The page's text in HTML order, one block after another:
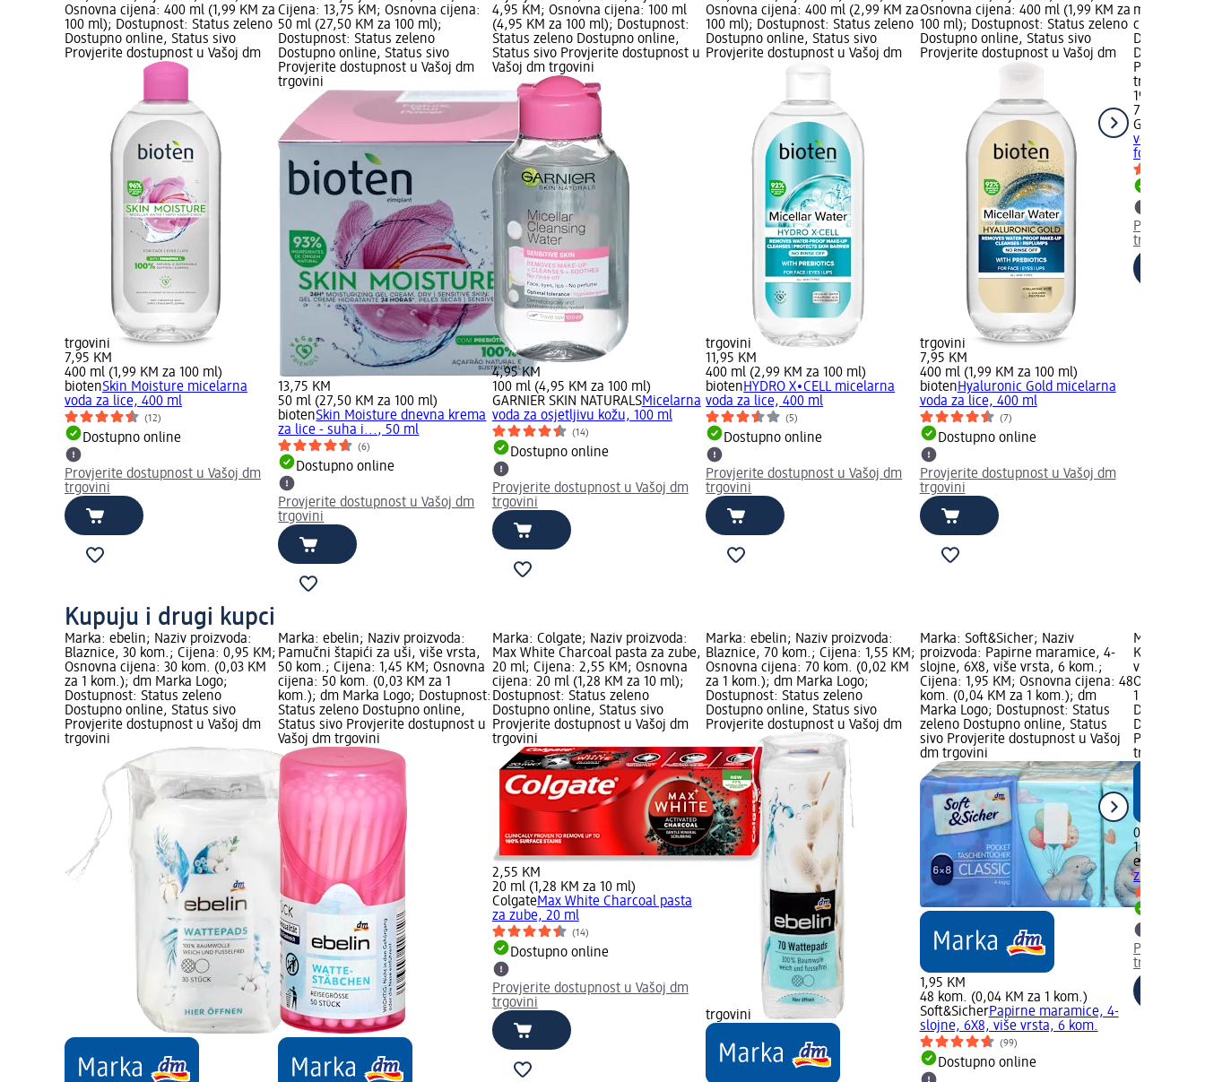
Osnovna cijena: 400 ml (1,99 KM za
100 ml); Dostupnost: Status zeleno
Dostupno online, Status sivo
Provjerite dostupnost u Vašoj dm
trgovini
7,95 KM
400 ml (1,99 KM za 100 ml)
biotenSkin Moisture micelarna
voda za lice, 400 ml
(12)
Dostupno online
Provjerite dostupnost u Vašoj dm
trgovini
Cijena: 13,75 KM; Osnovna cijena:
50 ml (27,50 KM za 100 ml);
Dostupnost: Status zeleno
Dostupno online, Status sivo
Provjerite dostupnost u Vašoj dm
trgovini
13,75 KM
50 ml (27,50 KM za 100 ml)
biotenSkin Moisture dnevna krema
za lice - suha i..., 50 ml
(6)
Dostupno online
Provjerite dostupnost u Vašoj dm
trgovini
4,95 KM; Osnovna cijena: 100 ml
(4,95 KM za 100 ml); Dostupnost:
Status zeleno Dostupno online,
Status sivo Provjerite dostupnost u
Vašoj dm trgovini
4,95 KM
100 ml (4,95 KM za 100 ml)
GARNIER SKIN NATURALSMicelarna
voda za osjetljivu kožu, 100 ml
(14)
Dostupno online
Provjerite dostupnost u Vašoj dm
trgovini
Osnovna cijena: 400 ml (2,99 KM za
100 ml); Dostupnost: Status zeleno
Dostupno online, Status sivo
Provjerite dostupnost u Vašoj dm
trgovini
11,95 KM
400 ml (2,99 KM za 100 ml)
biotenHYDRO X∙CELL micelarna
voda za lice, 400 ml
(5)
Dostupno online
Provjerite dostupnost u Vašoj dm
trgovini
Osnovna cijena: 400 ml (1,99 KM za
100 ml); Dostupnost: Status zeleno
Dostupno online, Status sivo
Provjerite dostupnost u Vašoj dm
trgovini
7,95 KM
400 ml (1,99 KM za 100 ml)
biotenHyaluronic Gold micelarna
voda za lice, 400 ml
(7)
Dostupno online
Provjerite dostupnost u Vašoj dm
trgovini
ml; Cijena:
cijena: 700
Dostupno
Provjerite
trgovini
19,95 KM
700 ml
GARNIER
voda za
format,
Provjerite
trgovini
Kupuju i drugi kupci
Marka: ebelin; Naziv proizvoda:
Blaznice, 30 kom.; Cijena: 0,95 KM;
Osnovna cijena: 30 kom. (0,03 KM
za 1 kom.); dm Marka Logo;
Dostupnost: Status zeleno
Dostupno online, Status sivo
Provjerite dostupnost u Vašoj dm
trgovini
Marka: ebelin; Naziv proizvoda:
Pamučni štapići za uši, više vrsta,
50 kom.; Cijena: 1,45 KM; Osnovna
cijena: 50 kom. (0,03 KM za 1
kom.); dm Marka Logo; Dostupnost:
Status zeleno Dostupno online,
Status sivo Provjerite dostupnost u
Vašoj dm trgovini
Marka: Colgate; Naziv proizvoda:
Max White Charcoal pasta za zube,
20 ml; Cijena: 2,55 KM; Osnovna
cijena: 20 ml (1,28 KM za 10 ml);
Dostupnost: Status zeleno
Dostupno online, Status sivo
Provjerite dostupnost u Vašoj dm
trgovini
2,55 KM
20 ml (1,28 KM za 10 ml)
ColgateMax White Charcoal pasta
za zube, 20 ml
(14)
Dostupno online
Provjerite dostupnost u Vašoj dm
trgovini
Marka: ebelin; Naziv proizvoda:
Blaznice, 70 kom.; Cijena: 1,55 KM;
Osnovna cijena: 70 kom. (0,02 KM
za 1 kom.); dm Marka Logo;
Dostupnost: Status zeleno
Dostupno online, Status sivo
Provjerite dostupnost u Vašoj dm
trgovini
Marka: Soft&Sicher; Naziv
proizvoda: Papirne maramice, 4-
slojne, 6X8, više vrsta, 6 kom.;
Cijena: 1,95 KM; Osnovna cijena: 48
kom. (0,04 KM za 1 kom.); dm
Marka Logo; Dostupnost: Status
zeleno Dostupno online, Status
sivo Provjerite dostupnost u Vašoj
dm trgovini
1,95 KM
48 kom. (0,04 KM za 1 kom.)
Soft&SicherPapirne maramice, 4-
slojne, 6X8, više vrsta, 6 kom.
(99)
Dostupno online
Marka:
Kutija za
vrsta, 1
Osnovna
1 kom.);
Dostupno
Provjerite
trgovini
0,90 KM
1 kom.
ebelin
zube, više
Provjerite
trgovini